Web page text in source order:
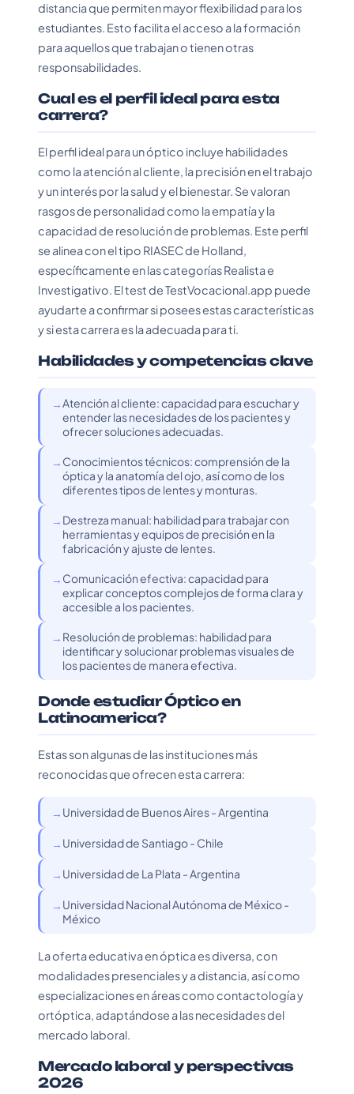
distancia que permiten mayor flexibilidad para los
estudiantes. Esto facilita el acceso a la formación
para aquellos que trabajan o tienen otras
responsabilidades.
Cual es el perfil ideal para esta
carrera?
El perfil ideal para un óptico incluye habilidades
como la atención al cliente, la precisión en el trabajo
y un interés por la salud y el bienestar. Se valoran
rasgos de personalidad como la empatía y la
capacidad de resolución de problemas. Este perfil
se alinea con el tipo RIASEC de Holland,
específicamente en las categorías Realista e
Investigativo. El test de TestVocacional.app puede
ayudarte a confirmar si posees estas características
y si esta carrera es la adecuada para ti.
Habilidades y competencias clave
Atención al cliente: capacidad para escuchar y
entender las necesidades de los pacientes y
ofrecer soluciones adecuadas.
Conocimientos técnicos: comprensión de la
óptica y la anatomía del ojo, así como de los
diferentes tipos de lentes y monturas.
Destreza manual: habilidad para trabajar con
herramientas y equipos de precisión en la
fabricación y ajuste de lentes.
Comunicación efectiva: capacidad para
explicar conceptos complejos de forma clara y
accesible a los pacientes.
Resolución de problemas: habilidad para
identificar y solucionar problemas visuales de
los pacientes de manera efectiva.
Donde estudiar Óptico en
Latinoamerica?
Estas son algunas de las instituciones más
reconocidas que ofrecen esta carrera:
Universidad de Buenos Aires - Argentina
Universidad de Santiago - Chile
Universidad de La Plata - Argentina
Universidad Nacional Autónoma de México -
México
La oferta educativa en óptica es diversa, con
modalidades presenciales y a distancia, así como
especializaciones en áreas como contactología y
ortóptica, adaptándose a las necesidades del
mercado laboral.
Mercado laboral y perspectivas
2026